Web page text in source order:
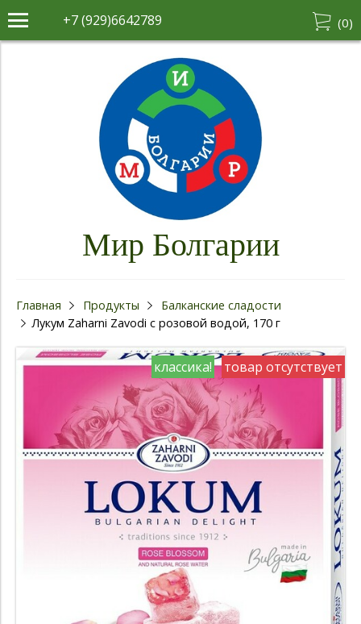
+7 (929)6642789 (0)
Мир Болгарии
Главная Продукты
Балканские сладости
Лукум Zaharni Zavodi с розовой водой, 170 г
классика! товар отсутствует